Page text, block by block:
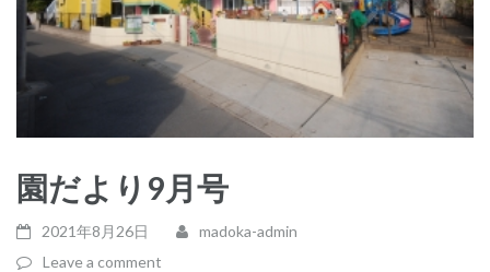
園だより9月号
2021年8月26日
madoka-admin
Leave a comment